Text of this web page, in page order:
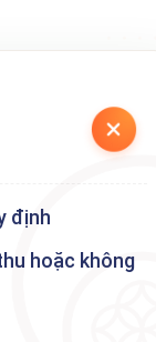
định
hoặc không